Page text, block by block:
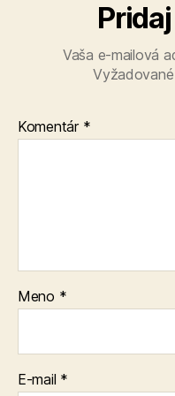
Vaša e-mailová
Komentár *
Meno *
E-mail *